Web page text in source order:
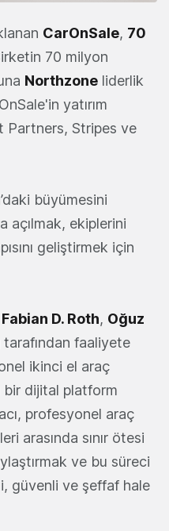
CarOnSale, 70
70 milyon
Northzone liderlik
yatırım
Partners, Stripes ve
büyümesini
açılmak, ekiplerini
geliştirmek için
Fabian D. Roth, Oğuz
tarafından faaliyete
ikinci el araç
bir dijital platform
profesyonel araç
arasında sınır ötesi
ve bu süreci
güvenli ve şeffaf hale